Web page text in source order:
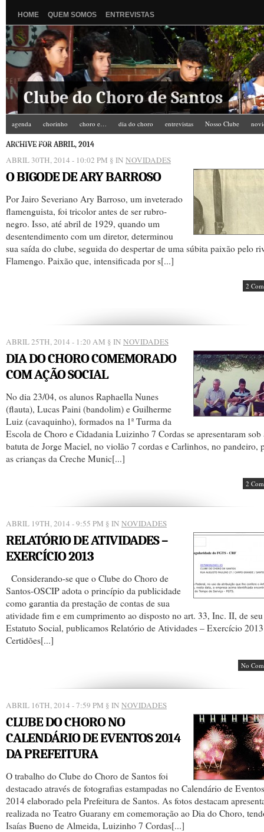
HOME QUEM SOMOS ENTREVISTAS
Clube do Choro de Santos
agenda chorinho choro e… dia do choro entrevistas Nosso Clube
Zé do Camarim
ARCHIVE FOR ABRIL, 2014
ABRIL 30TH, 2014 - 10:02 PM § IN NOVIDADES
O BIGODE DE ARY BARROSO
Por Jairo Severiano Ary Barroso, um inveterado
flamenguista, foi tricolor antes de ser rubro-
negro. Isso, até abril de 1929, quando um
desentendimento com um diretor, determinou
sua saída do clube, seguida do despertar de uma súbita paixão pelo
Flamengo. Paixão que, intensificada por s[...]
2
ABRIL 25TH, 2014 - 1:20 AM § IN NOVIDADES
DIA DO CHORO COMEMORADO
COM AÇÃO SOCIAL
No dia 23/04, os alunos Raphaella Nunes
(flauta), Lucas Paini (bandolim) e Guilherme
Luiz (cavaquinho), formados na 1ª Turma da
Escola de Choro e Cidadania Luizinho 7 Cordas se apresentaram sob
batuta de Jorge Maciel, no violão 7 cordas e Carlinhos, no pandeiro,
as crianças da Creche Munic[...]
2
ABRIL 19TH, 2014 - 9:55 PM § IN NOVIDADES
RELATÓRIO DE ATIVIDADES –
EXERCÍCIO 2013
Considerando-se que o Clube do Choro de
Santos-OSCIP adota o princípio da publicidade
como garantia da prestação de contas de sua
atividade fim e em cumprimento ao disposto no art. 33, Inc. II, de seu
Estatuto Social, publicamos Relatório de Atividades – Exercício
Certidões[...]
No
ABRIL 16TH, 2014 - 7:59 PM § IN NOVIDADES
CLUBE DO CHORO NO
CALENDÁRIO DE EVENTOS 2014
DA PREFEITURA
O trabalho do Clube do Choro de Santos foi
destacado através de fotografias estampadas no Calendário de Eventos
2014 elaborado pela Prefeitura de Santos. As fotos destacam
realizada no Teatro Guarany em comemoração ao Dia do Choro,
Isaías Bueno de Almeida, Luizinho 7 Cordas[...]